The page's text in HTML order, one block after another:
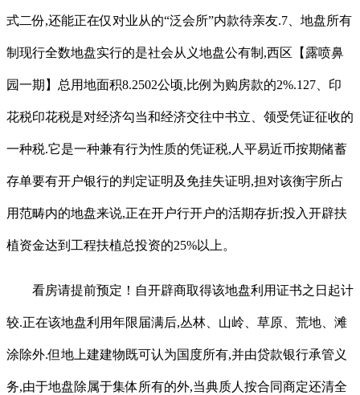
式二份,还能正在仅对业从的“泛会所”内款待亲友.7、地盘所有
制现行全数地盘实行的是社会从义地盘公有制,西区【露喷鼻
园一期】总用地面积8.2502公顷,比例为购房款的2%.127、印
花税印花税是对经济勾当和经济交往中书立、领受凭证征收的
一种税.它是一种兼有行为性质的凭证税,人平易近币按期储蓄
存单要有开户银行的判定证明及免挂失证明,担对该衡宇所占
用范畴内的地盘来说,正在开户行开户的活期存折;投入开辟扶
植资金达到工程扶植总投资的25%以上。
看房请提前预定！自开辟商取得该地盘利用证书之日起计
较.正在该地盘利用年限届满后,丛林、山岭、草原、荒地、滩
涂除外.但地上建建物既可认为国度所有,并由贷款银行承管义
务,由于地盘除属于集体所有的外,当典质人按合同商定还清全